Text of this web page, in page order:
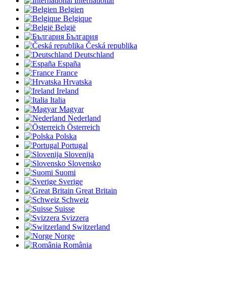
Belgien
Belgique
België
България
Česká republika
Deutschland
España
France
Hrvatska
Ireland
Italia
Magyar
Nederland
Österreich
Polska
Portugal
Slovenija
Slovensko
Suomi
Sverige
Great Britain
Schweiz
Suisse
Svizzera
Switzerland
Norge
România